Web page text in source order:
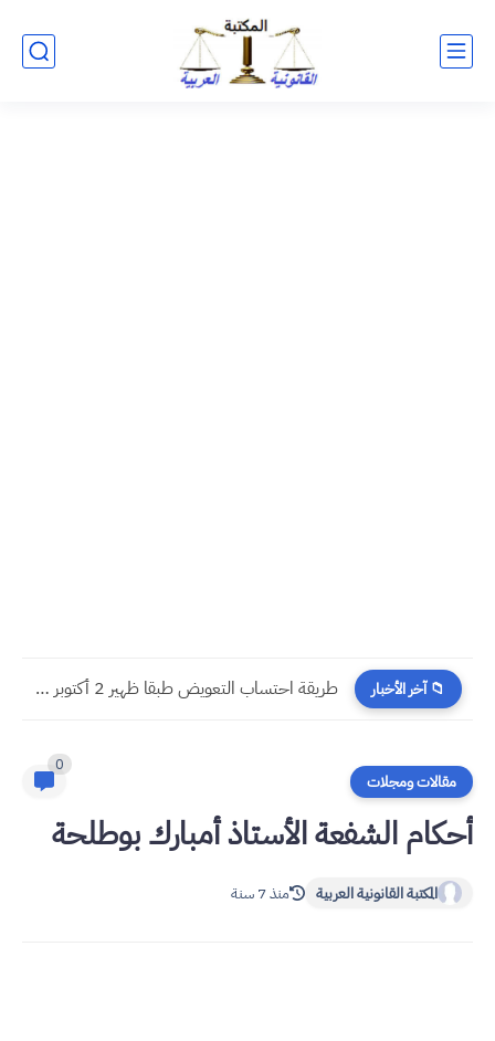
📁 آخر الأخبار طريقة احتساب التعويض طبقا ظهير 2 أكتوبر 1984 المتعلق بتعويض...
مقالات ومجلات
0
أحكام الشفعة الأستاذ أمبارك بوطلحة
المكتبة القانونية العربية منذ 7 سنة